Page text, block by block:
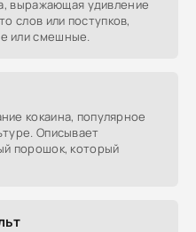
выражающая удивление
слов или поступков,
или смешные.
кокаина, популярное
Описывает
порошок, который